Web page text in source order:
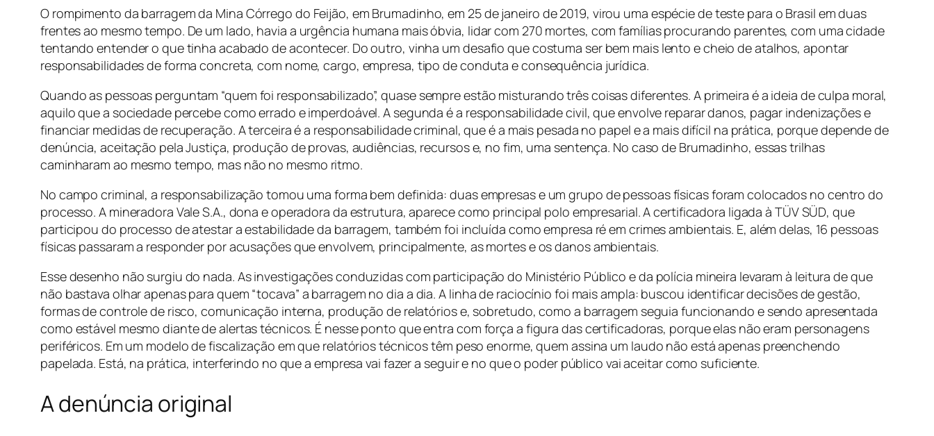
O rompimento da barragem da Mina Córrego do Feijão, em Brumadinho, em 25 de janeiro de 2019, virou uma espécie de teste para o Brasil em duas
frentes ao mesmo tempo. De um lado, havia a urgência humana mais óbvia, lidar com 270 mortes, com famílias procurando parentes, com uma cidade
tentando entender o que tinha acabado de acontecer. Do outro, vinha um desafio que costuma ser bem mais lento e cheio de atalhos, apontar
responsabilidades de forma concreta, com nome, cargo, empresa, tipo de conduta e consequência jurídica.
Quando as pessoas perguntam “quem foi responsabilizado”, quase sempre estão misturando três coisas diferentes. A primeira é a ideia de culpa moral,
aquilo que a sociedade percebe como errado e imperdoável. A segunda é a responsabilidade civil, que envolve reparar danos, pagar indenizações e
financiar medidas de recuperação. A terceira é a responsabilidade criminal, que é a mais pesada no papel e a mais difícil na prática, porque depende de
denúncia, aceitação pela Justiça, produção de provas, audiências, recursos e, no fim, uma sentença. No caso de Brumadinho, essas trilhas
caminharam ao mesmo tempo, mas não no mesmo ritmo.
No campo criminal, a responsabilização tomou uma forma bem definida: duas empresas e um grupo de pessoas físicas foram colocados no centro do
processo. A mineradora Vale S.A., dona e operadora da estrutura, aparece como principal polo empresarial. A certificadora ligada à TÜV SÜD, que
participou do processo de atestar a estabilidade da barragem, também foi incluída como empresa ré em crimes ambientais. E, além delas, 16 pessoas
físicas passaram a responder por acusações que envolvem, principalmente, as mortes e os danos ambientais.
Esse desenho não surgiu do nada. As investigações conduzidas com participação do Ministério Público e da polícia mineira levaram à leitura de que
não bastava olhar apenas para quem “tocava” a barragem no dia a dia. A linha de raciocínio foi mais ampla: buscou identificar decisões de gestão,
formas de controle de risco, comunicação interna, produção de relatórios e, sobretudo, como a barragem seguia funcionando e sendo apresentada
como estável mesmo diante de alertas técnicos. É nesse ponto que entra com força a figura das certificadoras, porque elas não eram personagens
periféricos. Em um modelo de fiscalização em que relatórios técnicos têm peso enorme, quem assina um laudo não está apenas preenchendo
papelada. Está, na prática, interferindo no que a empresa vai fazer a seguir e no que o poder público vai aceitar como suficiente.
A denúncia original